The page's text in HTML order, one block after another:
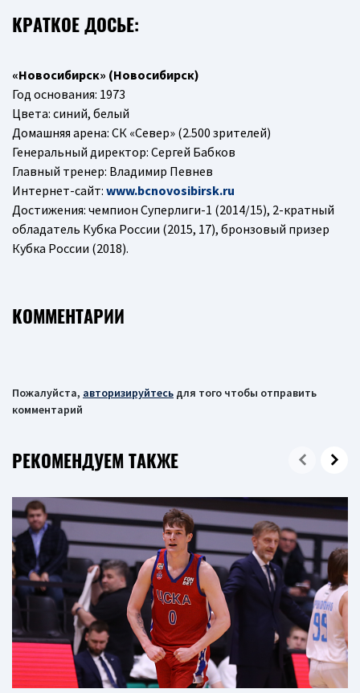
КРАТКОЕ ДОСЬЕ:
«Новосибирск» (Новосибирск)
Год основания: 1973
Цвета: синий, белый
Домашняя арена: СК «Север» (2.500 зрителей)
Генеральный директор: Сергей Бабков
Главный тренер: Владимир Певнев
Интернет-сайт: www.bcnovosibirsk.ru
Достижения: чемпион Суперлиги-1 (2014/15), 2-кратный
обладатель Кубка России (2015, 17), бронзовый призер
Кубка России (2018).
КОММЕНТАРИИ
Пожалуйста, авторизируйтесь для того чтобы отправить
комментарий
РЕКОМЕНДУЕМ ТАКЖЕ